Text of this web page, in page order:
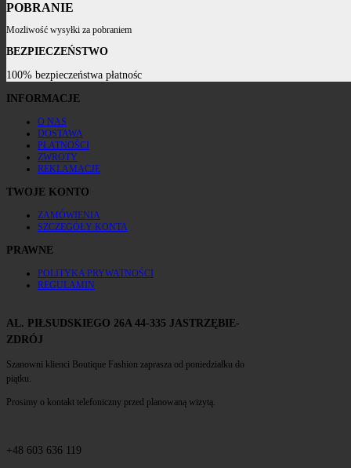
POBRANIE
Mozliwość wysyłki za pobraniem
BEZPIECZEŃSTWO
100% bezpieczeństwa płatnośc
INFORMACJE
O NAS
DOSTAWA
PŁATNOŚCI
ZWROTY
REKLAMACJE
TWOJE KONTO
ZAMÓWIENIA
SZCZEGÓŁY KONTA
PRAWNE
POLITYKA PRYWATNOŚCI
REGULAMIN
AL. PIŁSUDSKIEGO 26A 44-335 JASTRZĘBIE-
ZDRÓJ
Szanowni klienci Boutique Fashion zaprasza od poniedziałku do
piątku.
Prosimy o kontakt telefoniczny przed planowaną wizytą.
+48 603 636 119